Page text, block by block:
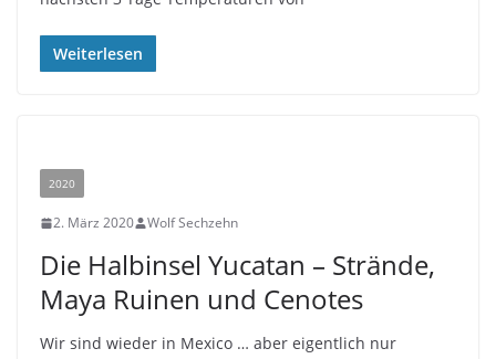
Weiterlesen
2020
2. März 2020 Wolf Sechzehn
Die Halbinsel Yucatan – Strände,
Maya Ruinen und Cenotes
Wir sind wieder in Mexico … aber eigentlich nur